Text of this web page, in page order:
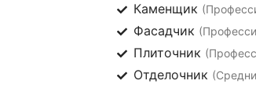
Каменщик
Фасадчик
Плиточник
Отделочник